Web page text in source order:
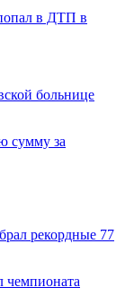
в ДТП в
больнице
сумму за
рекордные 77